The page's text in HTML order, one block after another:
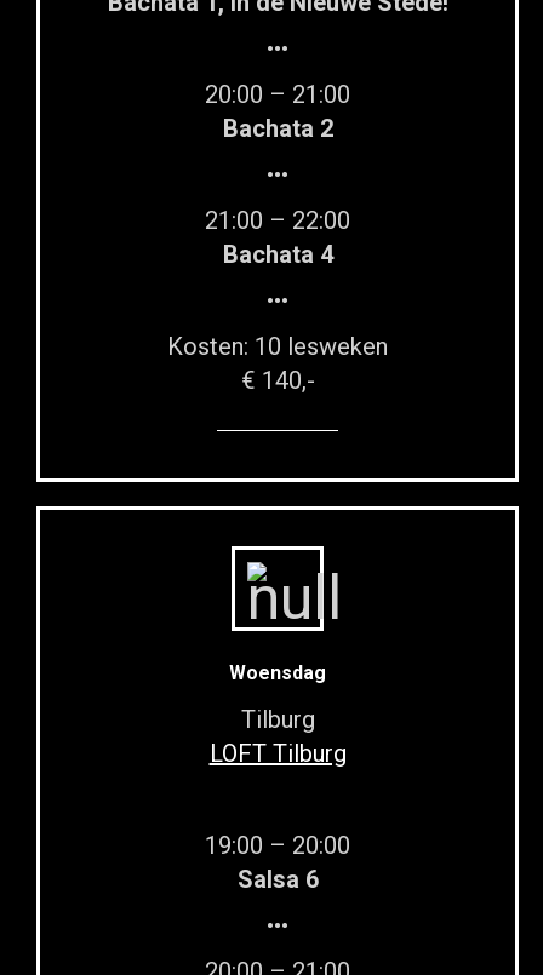
•••
20:00 – 21:00
Bachata 2
•••
21:00 – 22:00
Bachata 4
•••
Kosten: 10 lesweken
€ 140,-
Woensdag
Tilburg
LOFT Tilburg
19:00 – 20:00
Salsa 6
•••